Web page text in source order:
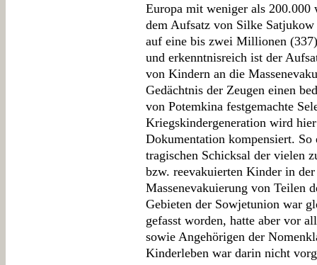
Europa mit weniger als
dem Aufsatz von Silke
auf eine bis zwei Millionen
und erkenntnisreich ist der
von Kindern an die
Gedächtnis der Zeugen einen
von Potemkina festgemachte
Kriegskindergeneration wird
Dokumentation kompensiert.
tragischen Schicksal der vielen
bzw. reevakuierten Kinder in
Massenevakuierung von Teilen
Gebieten der Sowjetunion war
gefasst worden, hatte aber vor
sowie Angehörigen der
Kinderleben war darin nicht